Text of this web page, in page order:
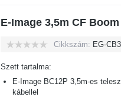
E-Image 3,5m CF
Cikkszám: EG-
Szett tartalma:
E-Image BC12P 3,5m-es
kábellel